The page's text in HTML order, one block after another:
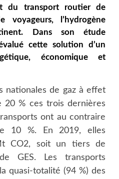
du transport routier de
voyageurs, l’hydrogène
Dans son étude
cette solution d’un
économique et
nationales de gaz à effet
20 % ces trois dernières
ont au contraire
10 %. En 2019, elles
CO2, soit un tiers de
GES. Les transports
quasi-totalité (94 %) des